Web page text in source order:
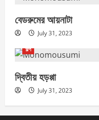
বেডরুমের আয়নাটা
July 31, 2023
গল্প
দ্বিতীয় হড়প্পা
July 31, 2023